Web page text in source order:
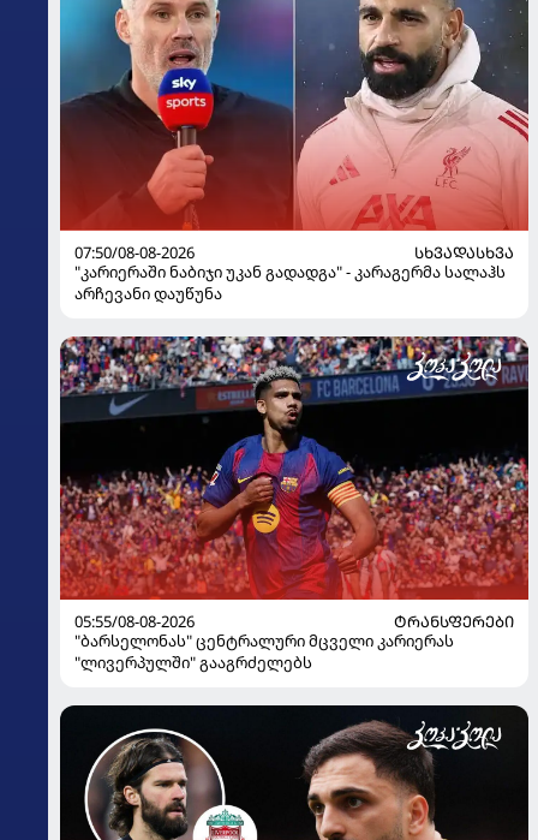
07:50/08-08-2026
ᲡᲮᲕᲐᲓᲐᲡᲮᲕᲐ
"კარიერაში ნაბიჯი უკან გადადგა" - კარაგერმა სალაჰს
არჩევანი დაუწუნა
05:55/08-08-2026
ᲢᲠᲐᲜᲡᲤᲔᲠᲔᲑᲘ
"ბარსელონას" ცენტრალური მცველი კარიერას
"ლივერპულში" გააგრძელებს